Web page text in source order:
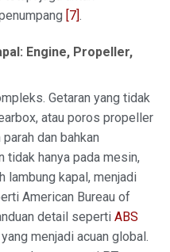
[7].
Engine, Propeller,
Getaran yang tidak
atau poros propeller
dan bahkan
tidak hanya pada mesin,
lambung kapal, menjadi
American Bureau of
detail seperti ABS
yang menjadi acuan global.